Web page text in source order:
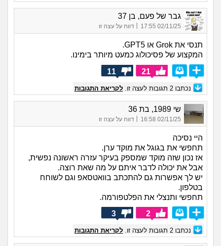
גבר של פעם, בן 37
02/11/25 17:55 דווח על עצה זו
תנסי את Grok או GPT5.
המקצוע של פסיכולוג כמעט מיותר בימינו.
21
11
נכתבו 2 תגובות לעצה זו. לקריאת התגובות
שי 1989, בת 36
02/11/25 16:58
| דווח על עצה זו
היי נסיכה
תחפשי את בגוגל את מוקד ערן.
אז נכון שזה מוקד שמספק בעיקר עזרה ראשונה נפשית,
אבל את יכולה לדבר איתם על מה שאת רוצה.
יש לך אפשרות גם להתכתב בוואטסאפ וגם לשוחח
בטלפון.
תחפשי ותנצלי את הפלטפורמה.
2
3
נכתבו 2 תגובות לעצה זו. לקריאת התגובות